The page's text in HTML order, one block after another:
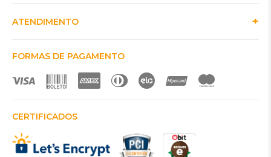
ATENDIMENTO
FORMAS DE PAGAMENTO
CERTIFICADOS